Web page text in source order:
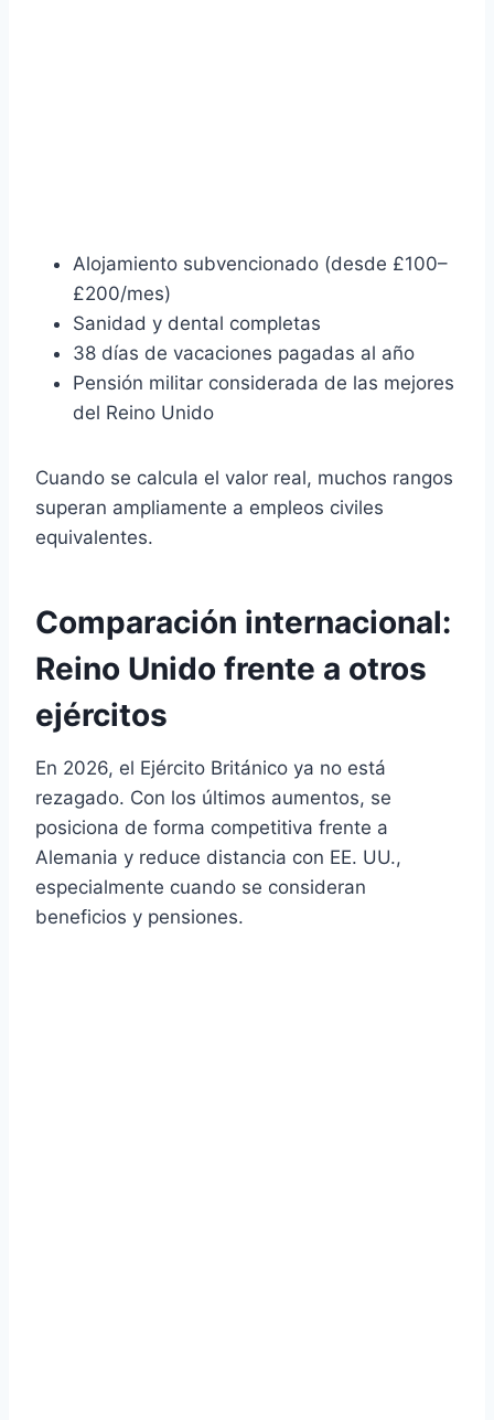
Alojamiento subvencionado (desde £100–
£200/mes)
Sanidad y dental completas
38 días de vacaciones pagadas al año
Pensión militar considerada de las mejores
del Reino Unido
Cuando se calcula el valor real, muchos rangos
superan ampliamente a empleos civiles
equivalentes.
Comparación internacional:
Reino Unido frente a otros
ejércitos
En 2026, el Ejército Británico ya no está
rezagado. Con los últimos aumentos, se
posiciona de forma competitiva frente a
Alemania y reduce distancia con EE. UU.,
especialmente cuando se consideran
beneficios y pensiones.